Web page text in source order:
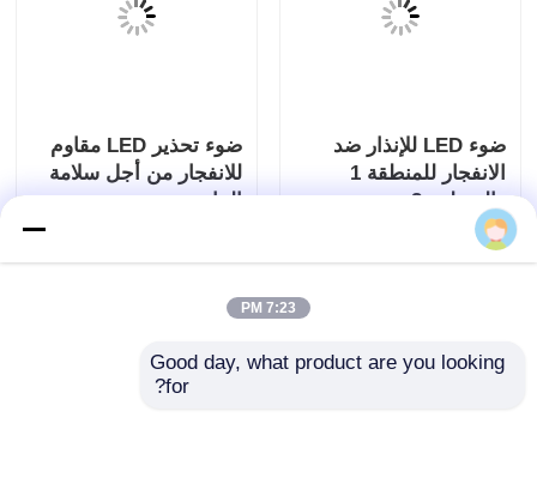
ضوء LED للإنذار ضد
الانفجار للمنطقة 1
والمنطقة 2
ضوء تحذير LED مقاوم
للانفجار من أجل سلامة
النبات
7:23 PM
Good day, what product are you looking
for?